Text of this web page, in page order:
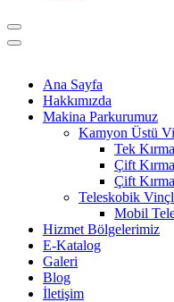
Ana Sayfa
Hakkımızda
Makina Parkurumuz
Kamyon Üstü
Tek
Çift
Çift
Teleskobik
Mobil
Hizmet Bölgelerimiz
E-Katalog
Galeri
Blog
İletişim